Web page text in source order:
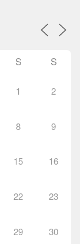
S S
1 2
8 9
15 16
22 23
29 30